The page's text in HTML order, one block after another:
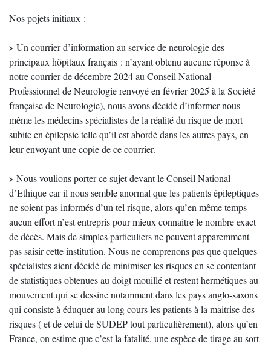
Nos pojets initiaux :
Un courrier d’information au service de neurologie des
principaux hôpitaux français : n’ayant obtenu aucune réponse à
notre courrier de décembre 2024 au Conseil National
Professionnel de Neurologie renvoyé en février 2025 à la Société
française de Neurologie), nous avons décidé d’informer nous-
même les médecins spécialistes de la réalité du risque de mort
subite en épilepsie telle qu’il est abordé dans les autres pays, en
leur envoyant une copie de ce courrier.
Nous voulions porter ce sujet devant le Conseil National
d’Ethique car il nous semble anormal que les patients épileptiques
ne soient pas informés d’un tel risque, alors qu’en même temps
aucun effort n’est entrepris pour mieux connaitre le nombre exact
de décès. Mais de simples particuliers ne peuvent apparemment
pas saisir cette institution. Nous ne comprenons pas que quelques
spécialistes aient décidé de minimiser les risques en se contentant
de statistiques obtenues au doigt mouillé et restent hermétiques au
mouvement qui se dessine notamment dans les pays anglo-saxons
qui consiste à éduquer au long cours les patients à la maitrise des
risques ( et de celui de SUDEP tout particulièrement), alors qu’en
France, on estime que c’est la fatalité, une espèce de tirage au sort